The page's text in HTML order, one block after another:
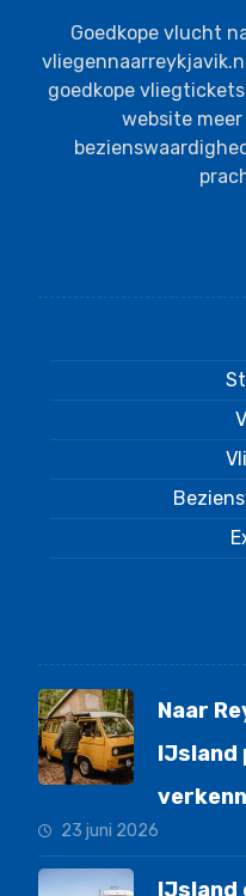
Goedkope vlucht
goedkope
website
Naar
IJsland
23 juni 2026
IJsland